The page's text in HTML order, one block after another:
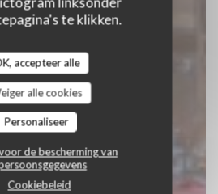
te klikken.
accepteer alle
alle cookies
Personaliseer
de bescherming van
Cookiebeleid